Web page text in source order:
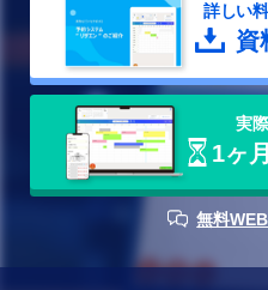
スタッフ指名機
API連携機能の
参考価格は
詳しい
資
実
1ヶ
無料